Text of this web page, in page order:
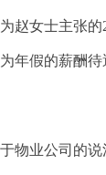
赵女士主张的
年假的薪酬
物业公司的说